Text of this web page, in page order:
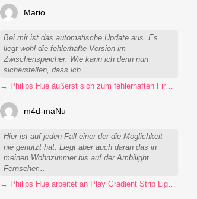
Mario
Bei mir ist das automatische Update aus. Es
liegt wohl die fehlerhafte Version im
Zwischenspeicher. Wie kann ich denn nun
sicherstellen, dass ich...
→ Philips Hue äußerst sich zum fehlerhaften Firmware-Update
m4d-maNu
Hier ist auf jeden Fall einer der die Möglichkeit
nie genutzt hat. Liegt aber auch daran das in
meinen Wohnzimmer bis auf der Ambilight
Fernseher...
→ Philips Hue arbeitet an Play Gradient Strip Light Pro